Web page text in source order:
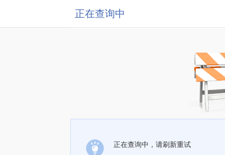
正在查询中
正在查询中，请刷新重试